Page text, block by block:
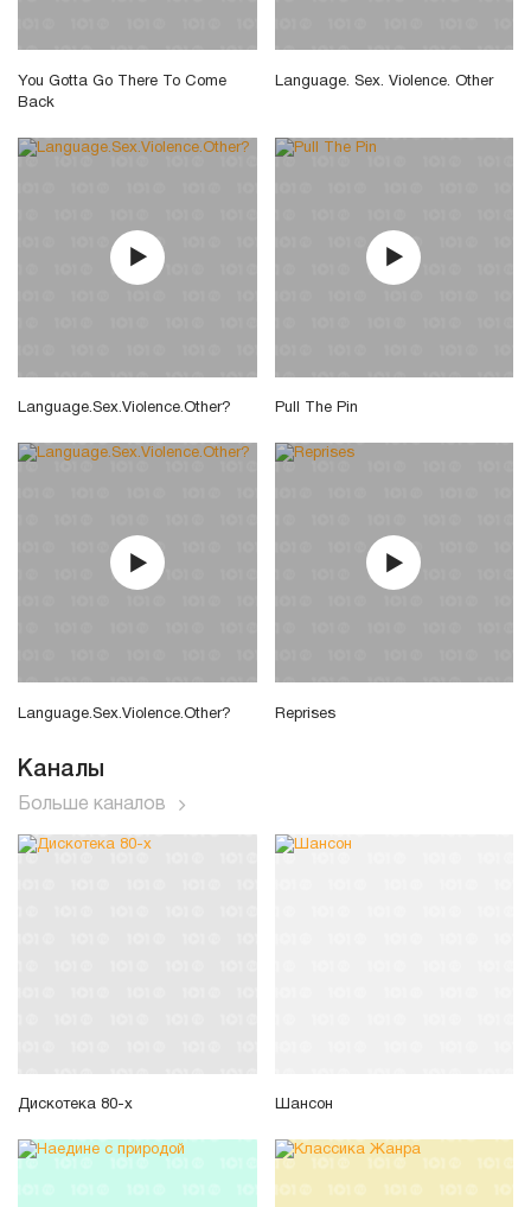
You Gotta Go There To Come
Back
Language. Sex. Violence. Other
Language.Sex.Violence.Other? Pull The Pin
Language.Sex.Violence.Other? Reprises
Каналы
Больше каналов
Дискотека 80-х Шансон